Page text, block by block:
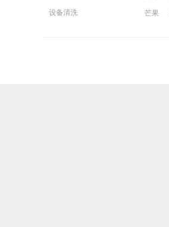
设备清洗 芒果